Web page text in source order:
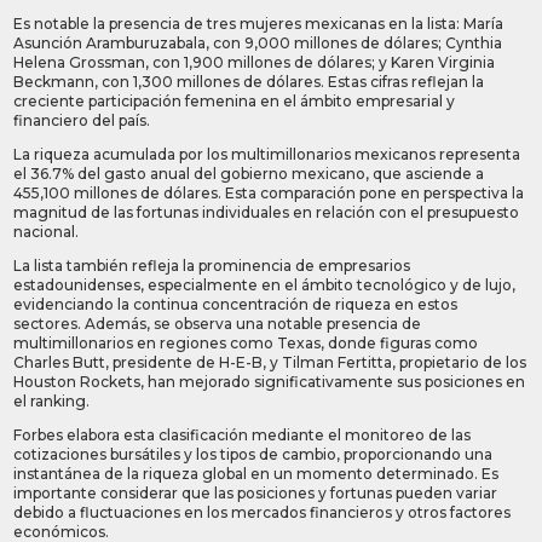
Es notable la presencia de tres mujeres mexicanas en la lista: María
Asunción Aramburuzabala, con 9,000 millones de dólares; Cynthia
Helena Grossman, con 1,900 millones de dólares; y Karen Virginia
Beckmann, con 1,300 millones de dólares. Estas cifras reflejan la
creciente participación femenina en el ámbito empresarial y
financiero del país.
La riqueza acumulada por los multimillonarios mexicanos representa
el 36.7% del gasto anual del gobierno mexicano, que asciende a
455,100 millones de dólares. Esta comparación pone en perspectiva la
magnitud de las fortunas individuales en relación con el presupuesto
nacional.
La lista también refleja la prominencia de empresarios
estadounidenses, especialmente en el ámbito tecnológico y de lujo,
evidenciando la continua concentración de riqueza en estos
sectores. Además, se observa una notable presencia de
multimillonarios en regiones como Texas, donde figuras como
Charles Butt, presidente de H-E-B, y Tilman Fertitta, propietario de los
Houston Rockets, han mejorado significativamente sus posiciones en
el ranking. ​
Forbes elabora esta clasificación mediante el monitoreo de las
cotizaciones bursátiles y los tipos de cambio, proporcionando una
instantánea de la riqueza global en un momento determinado. Es
importante considerar que las posiciones y fortunas pueden variar
debido a fluctuaciones en los mercados financieros y otros factores
económicos.